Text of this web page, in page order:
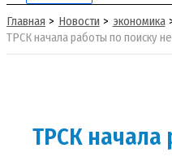
Главная Новости
экономика
ТРСК начала работы по поиску
ТРСК начала